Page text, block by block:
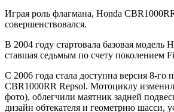
Играя роль флагмана, Honda
совершенствовался.
В 2004 году стартовала базовая модель
ставшая седьмым по счету поколением
С 2006 года стала доступна версия 8-го
CBR1000RR Repsol. Мотоциклу
фото), облегчили маятник задней
дизайн обтекателя и геометрию шасси,